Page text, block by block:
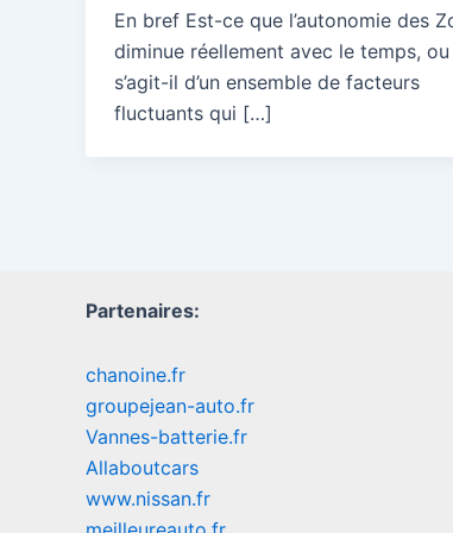
En bref Est-ce que l’autonomie des
diminue réellement avec le temps, ou
s’agit-il d’un ensemble de facteurs
fluctuants qui […]
Partenaires:
chanoine.fr
groupejean-auto.fr
Vannes-batterie.fr
Allaboutcars
www.nissan.fr